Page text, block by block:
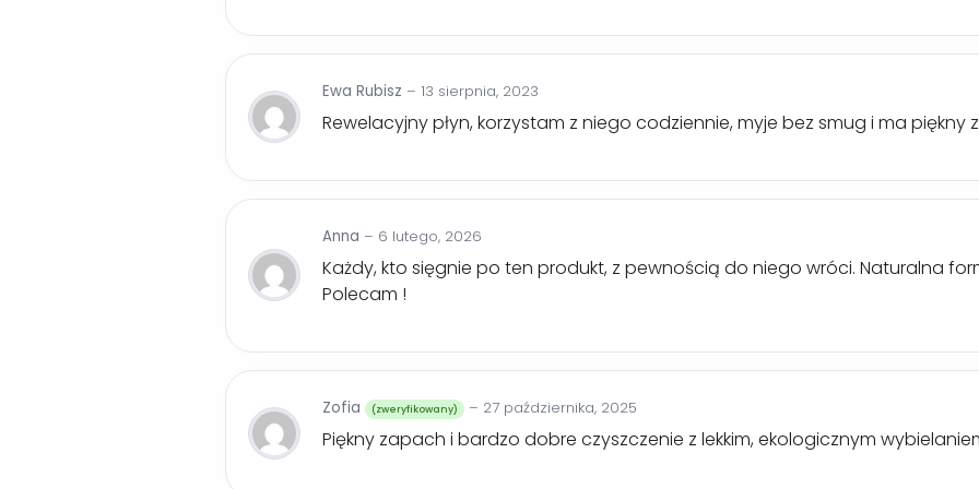
Ewa Rubisz – 13 sierpnia, 2023
Rewelacyjny płyn, korzystam z niego codziennie, myje bez smug i ma
Anna – 6 lutego, 2026
Każdy, kto sięgnie po ten produkt, z pewnością do niego wróci. Naturalna
Polecam !
Zofia (zweryfikowany) – 27 października, 2025
Piękny zapach i bardzo dobre czyszczenie z lekkim, ekologicznym